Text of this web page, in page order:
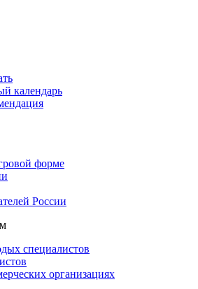
календарь
форме
России
специалистов
организациях